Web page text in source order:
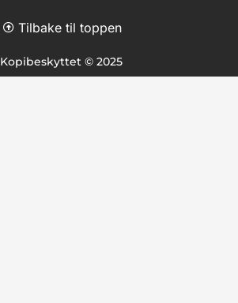
Tilbake til toppen
Kopibeskyttet © 2025